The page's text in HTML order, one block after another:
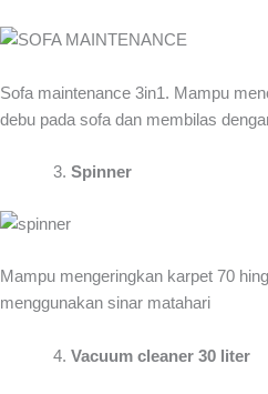
Sofa maintenance 3in1. Mampu
debu pada sofa dan membilas
Spinner
Mampu mengeringkan karpet 70
menggunakan sinar matahari
Vacuum cleaner 30 liter